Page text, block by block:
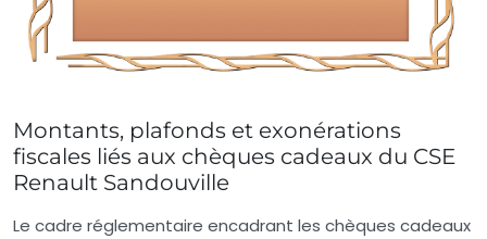
Montants, plafonds et exonérations
fiscales liés aux chèques cadeaux du CSE
Renault Sandouville
Le cadre réglementaire encadrant les chèques cadeaux